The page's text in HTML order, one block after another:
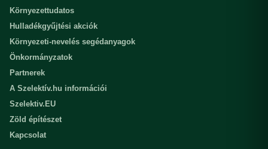
Környezettudatos
Hulladékgyűjtési akciók
Környezeti-nevelés segédanyagok
Önkormányzatok
Partnerek
A Szelektív.hu információi
Szelektiv.EU
Zöld építészet
Kapcsolat